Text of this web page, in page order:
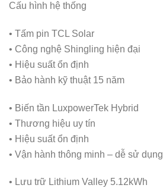
Cấu hình hệ thống
• Tấm pin TCL Solar
• Công nghệ Shingling hiện đại
• Hiệu suất ổn định
• Bảo hành kỹ thuật 15 năm
• Biến tần LuxpowerTek Hybrid
• Thương hiệu uy tín
• Hiệu suất ổn định
• Vận hành thông minh – dễ sử dụng
• Lưu trữ Lithium Valley 5.12kWh